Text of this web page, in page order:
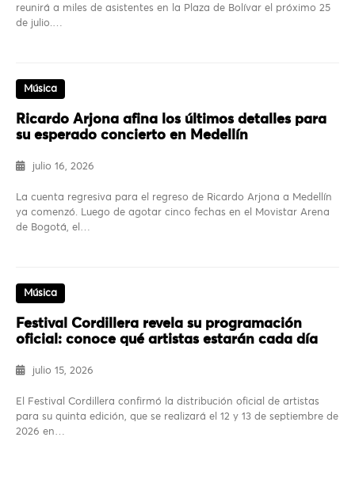
reunirá a miles de asistentes en la Plaza de Bolívar el próximo 25
de julio.…
Música
Ricardo Arjona afina los últimos detalles para
su esperado concierto en Medellín
julio 16, 2026
La cuenta regresiva para el regreso de Ricardo Arjona a Medellín
ya comenzó. Luego de agotar cinco fechas en el Movistar Arena
de Bogotá, el…
Música
Festival Cordillera revela su programación
oficial: conoce qué artistas estarán cada día
julio 15, 2026
El Festival Cordillera confirmó la distribución oficial de artistas
para su quinta edición, que se realizará el 12 y 13 de septiembre de
2026 en…